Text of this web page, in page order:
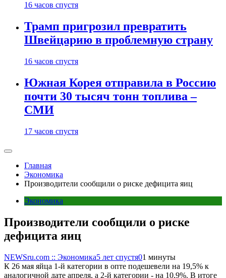
16 часов спустя
Трамп пригрозил превратить
Швейцарию в проблемную страну
16 часов спустя
Южная Корея отправила в Россию
почти 30 тысяч тонн топлива –
СМИ
17 часов спустя
Главная
Экономика
Производители сообщили о риске дефицита яиц
Экономика
Производители сообщили о риске
дефицита яиц
NEWSru.com :: Экономика5 лет спустя01 минуты
К 26 мая яйца 1-й категории в опте подешевели на 19,5% к
аналогичной дате апреля, а 2-й категории - на 10,9%. В итоге